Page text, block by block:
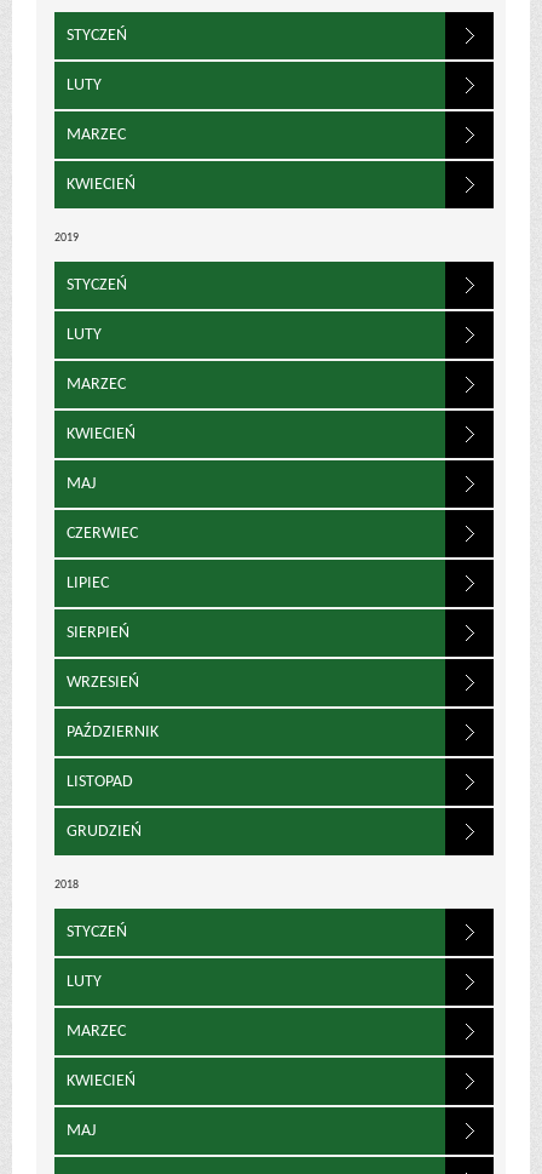
STYCZEŃ
LUTY
MARZEC
KWIECIEŃ
2019
STYCZEŃ
LUTY
MARZEC
KWIECIEŃ
MAJ
CZERWIEC
LIPIEC
SIERPIEŃ
WRZESIEŃ
PAŹDZIERNIK
LISTOPAD
GRUDZIEŃ
2018
STYCZEŃ
LUTY
MARZEC
KWIECIEŃ
MAJ